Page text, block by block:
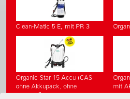
Clean-Matic 5 E, mit PR 3
Organic Star 15 Accu (CAS
ohne Akkupack, ohne
Ladegerät)
mit